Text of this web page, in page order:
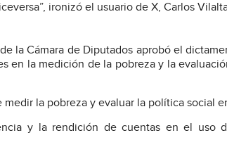
ironizó el usuario de X, Carlos
la Cámara de Diputados aprobó el
en la medición de la pobreza y la
la pobreza y evaluar la política social
y la rendición de cuentas en el uso